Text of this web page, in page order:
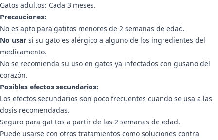
Gatos adultos: Cada 3 meses.
Precauciones:
No es apto para gatitos menores de 2 semanas de edad.
No usar si su gato es alérgico a alguno de los ingredientes del
medicamento.
No se recomienda su uso en gatos ya infectados con gusano del
corazón.
Posibles efectos secundarios:
Los efectos secundarios son poco frecuentes cuando se usa a las
dosis recomendadas.
Seguro para gatitos a partir de las 2 semanas de edad.
Puede usarse con otros tratamientos como soluciones contra